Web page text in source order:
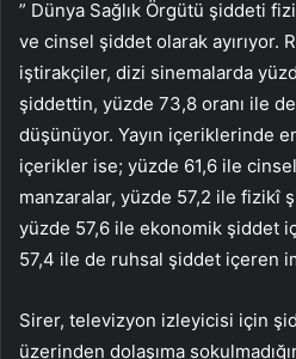
” Dünya Sağlık Örgütü şiddeti
ve cinsel şiddet olarak ayırıyor.
iştirakçiler, dizi sinemalarda
şiddettin, yüzde 73,8 oranı ile
düşünüyor. Yayın içeriklerinde
içerikler ise; yüzde 61,6 ile
manzaralar, yüzde 57,2 ile fizikî
yüzde 57,6 ile ekonomik şiddet
57,4 ile de ruhsal şiddet içeren
Sirer, televizyon izleyicisi için
üzerinden dolaşıma